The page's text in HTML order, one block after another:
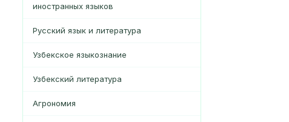
иностранных языков
Русский язык и литература
Узбекское языкознание
Узбекский литература
Агрономия